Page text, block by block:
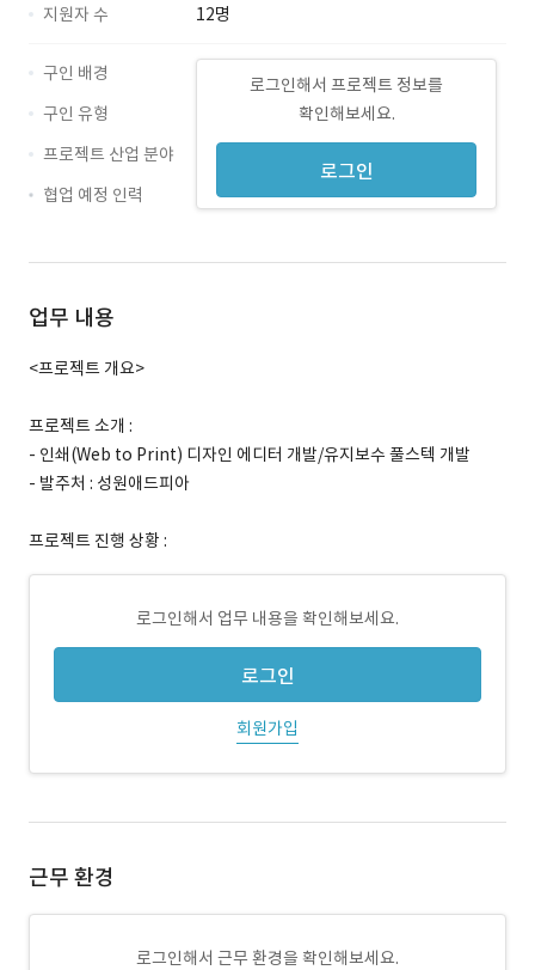
지원자 수
12명
로그인해서 프로젝트 정보를
확인해보세요.
로그인
구인 배경
구인 유형
프로젝트 산업 분야
협업 예정 인력
업무 내용
<프로젝트 개요>
프로젝트 소개 :
- 인쇄(Web to Print) 디자인 에디터 개발/유지보수 풀스텍 개발
- 발주처 : 성원애드피아
프로젝트 진행 상황 :
로그인해서 업무 내용을 확인해보세요.
로그인
회원가입
근무 환경
로그인해서 근무 환경을 확인해보세요.